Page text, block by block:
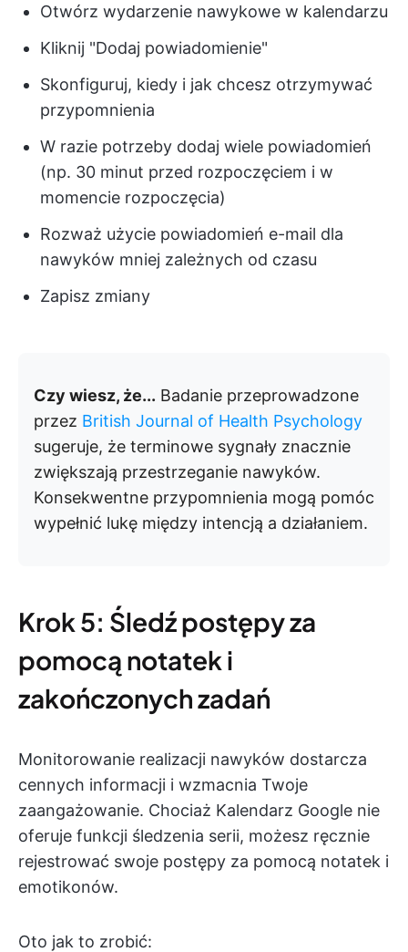
Otwórz wydarzenie nawykowe w kalendarzu
Kliknij "Dodaj powiadomienie"
Skonfiguruj, kiedy i jak chcesz otrzymywać
przypomnienia
W razie potrzeby dodaj wiele powiadomień
(np. 30 minut przed rozpoczęciem i w
momencie rozpoczęcia)
Rozważ użycie powiadomień e-mail dla
nawyków mniej zależnych od czasu
Zapisz zmiany
Czy wiesz, że... Badanie przeprowadzone
przez British Journal of Health Psychology
sugeruje, że terminowe sygnały znacznie
zwiększają przestrzeganie nawyków.
Konsekwentne przypomnienia mogą pomóc
wypełnić lukę między intencją a działaniem.
Krok 5: Śledź postępy za
pomocą notatek i
zakończonych zadań
Monitorowanie realizacji nawyków dostarcza
cennych informacji i wzmacnia Twoje
zaangażowanie. Chociaż Kalendarz Google nie
oferuje funkcji śledzenia serii, możesz ręcznie
rejestrować swoje postępy za pomocą notatek i
emotikonów.
Oto jak to zrobić: